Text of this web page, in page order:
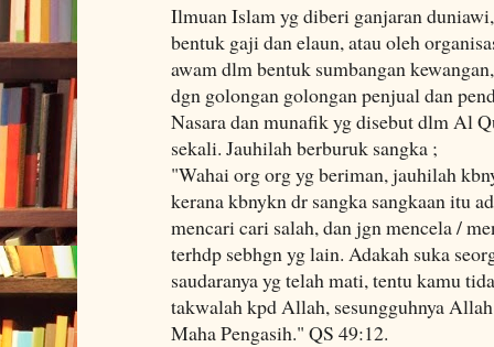
Ilmuan Islam yg diberi ganjaran
bentuk gaji dan elaun, atau oleh
awam dlm bentuk sumbangan
dgn golongan golongan penjual dan
Nasara dan munafik yg disebut dlm Al
sekali. Jauhilah berburuk sangka ;
"Wahai org org yg beriman, jauhilah
kerana kbnykn dr sangka sangkaan itu
mencari cari salah, dan jgn mencela /
terhdp sebhgn yg lain. Adakah suka
saudaranya yg telah mati, tentu kamu
takwalah kpd Allah, sesungguhnya
Maha Pengasih." QS 49:12.